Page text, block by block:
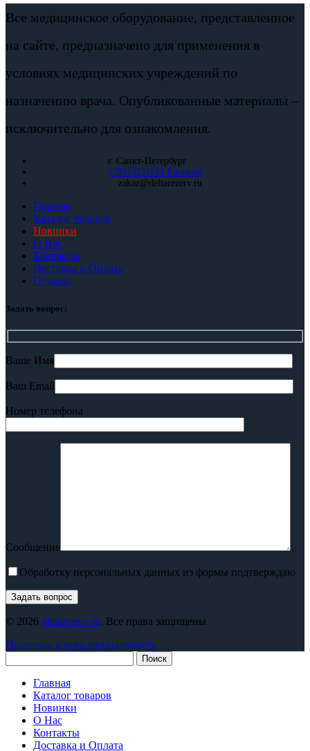
Все медицинское оборудование, представленное
на сайте, предназначено для применения в
условиях медицинских учреждений по
назначению врача. Опубликованные материалы –
исключительно для ознакомления.
г. Санкт-Петербург
+79110211133 Евгений
zakaz@deltarezerv.ru
Главная
Каталог товаров
Новинки
О Нас
Контакты
Доставка и Оплата
Отзывы
Задать вопрос:
Ваше Имя
Ваш Email
Номер телефона
Сообщение
Обработку персональных данных из формы подтверждаю
© 2026 deltarezerv.ru. Все права защищены
Политика конфиденциальности
Поиск
Главная
Каталог товаров
Новинки
О Нас
Контакты
Доставка и Оплата